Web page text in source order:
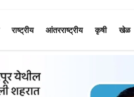
राष्ट्रीय आंतरराष्ट्रीय कृषी खेळ